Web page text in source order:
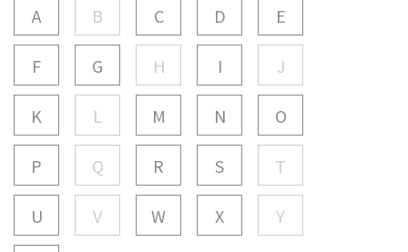
A B C D E
F G H I J
K L M N O
P Q R S T
U V W X Y